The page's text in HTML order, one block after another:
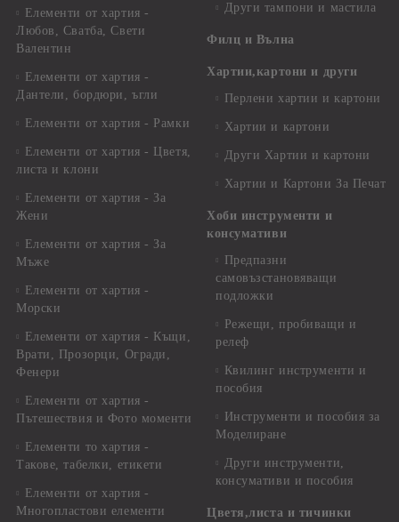
Елементи от хартия -
Любов, Сватба, Свети
Валентин
Елементи от хартия -
Дантели, бордюри, ъгли
Елементи от хартия - Рамки
Елементи от хартия - Цветя,
листа и клони
Елементи от хартия - За
Жени
Елементи от хартия - За
Мъже
Елементи от хартия -
Морски
Елементи от хартия - Къщи,
Врати, Прозорци, Огради,
Фенери
Елементи от хартия -
Пътешествия и Фото моменти
Елементи то хартия -
Такове, табелки, етикети
Елементи от хартия -
Многопластови елементи
Други тампони и мастила
Филц и Вълна
Хартии,картони и други
Перлени хартии и картони
Хартии и картони
Други Хартии и картони
Хартии и Картони За Печат
Хоби инструменти и
консумативи
Предпазни
самовъзстановяващи
подложки
Режещи, пробиващи и
релеф
Квилинг инструменти и
пособия
Инструменти и пособия за
Моделиране
Други инструменти,
консумативи и пособия
Цветя,листа и тичинки